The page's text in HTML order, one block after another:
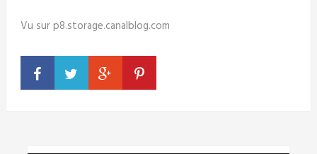
Vu sur p8.storage.canalblog.com